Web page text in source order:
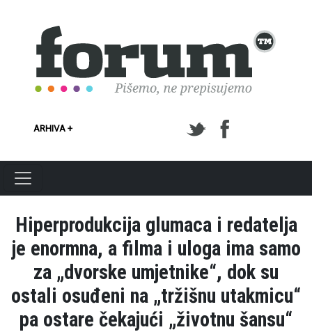
ARHIVA +
Hiperprodukcija glumaca i redatelja
je enormna, a filma i uloga ima samo
za „dvorske umjetnike“, dok su
ostali osuđeni na „tržišnu utakmicu“
pa ostare čekajući „životnu šansu“